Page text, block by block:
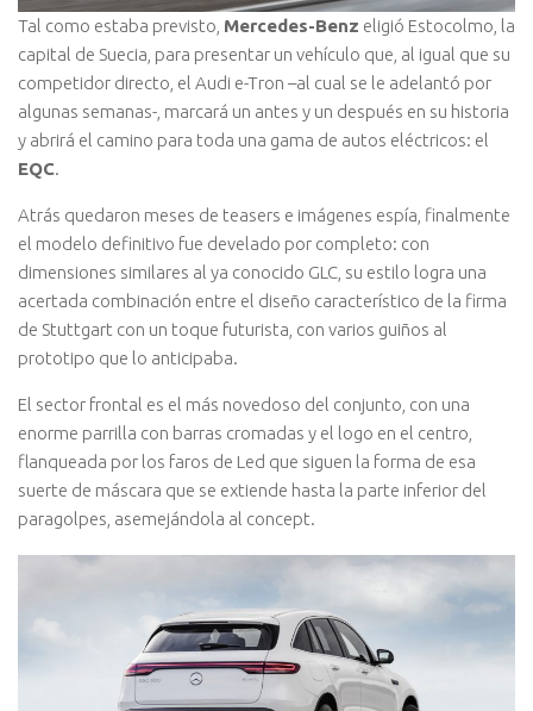
Tal como estaba previsto, Mercedes-Benz eligió Estocolmo, la
capital de Suecia, para presentar un vehículo que, al igual que su
competidor directo, el Audi e-Tron –al cual se le adelantó por
algunas semanas-, marcará un antes y un después en su historia
y abrirá el camino para toda una gama de autos eléctricos: el
EQC.
Atrás quedaron meses de teasers e imágenes espía, finalmente
el modelo definitivo fue develado por completo: con
dimensiones similares al ya conocido GLC, su estilo logra una
acertada combinación entre el diseño característico de la firma
de Stuttgart con un toque futurista, con varios guiños al
prototipo que lo anticipaba.
El sector frontal es el más novedoso del conjunto, con una
enorme parrilla con barras cromadas y el logo en el centro,
flanqueada por los faros de Led que siguen la forma de esa
suerte de máscara que se extiende hasta la parte inferior del
paragolpes, asemejándola al concept.